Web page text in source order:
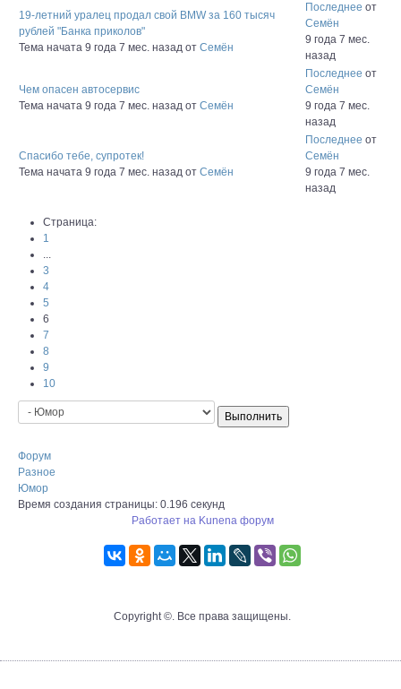
19-летний уралец продал свой BMW за 160 тысяч
рублей "Банка приколов"
Тема начата 9 года 7 мес. назад от Семён
Последнее от
Семён
9 года 7 мес.
назад
Чем опасен автосервис
Тема начата 9 года 7 мес. назад от Семён
Последнее от
Семён
9 года 7 мес.
назад
Спасибо тебе, супротек!
Тема начата 9 года 7 мес. назад от Семён
Последнее от
Семён
9 года 7 мес.
назад
Страница:
1
...
3
4
5
6
7
8
9
10
Форум
Разное
Юмор
Время создания страницы: 0.196 секунд
Работает на Kunena форум
Copyright ©. Все права защищены.